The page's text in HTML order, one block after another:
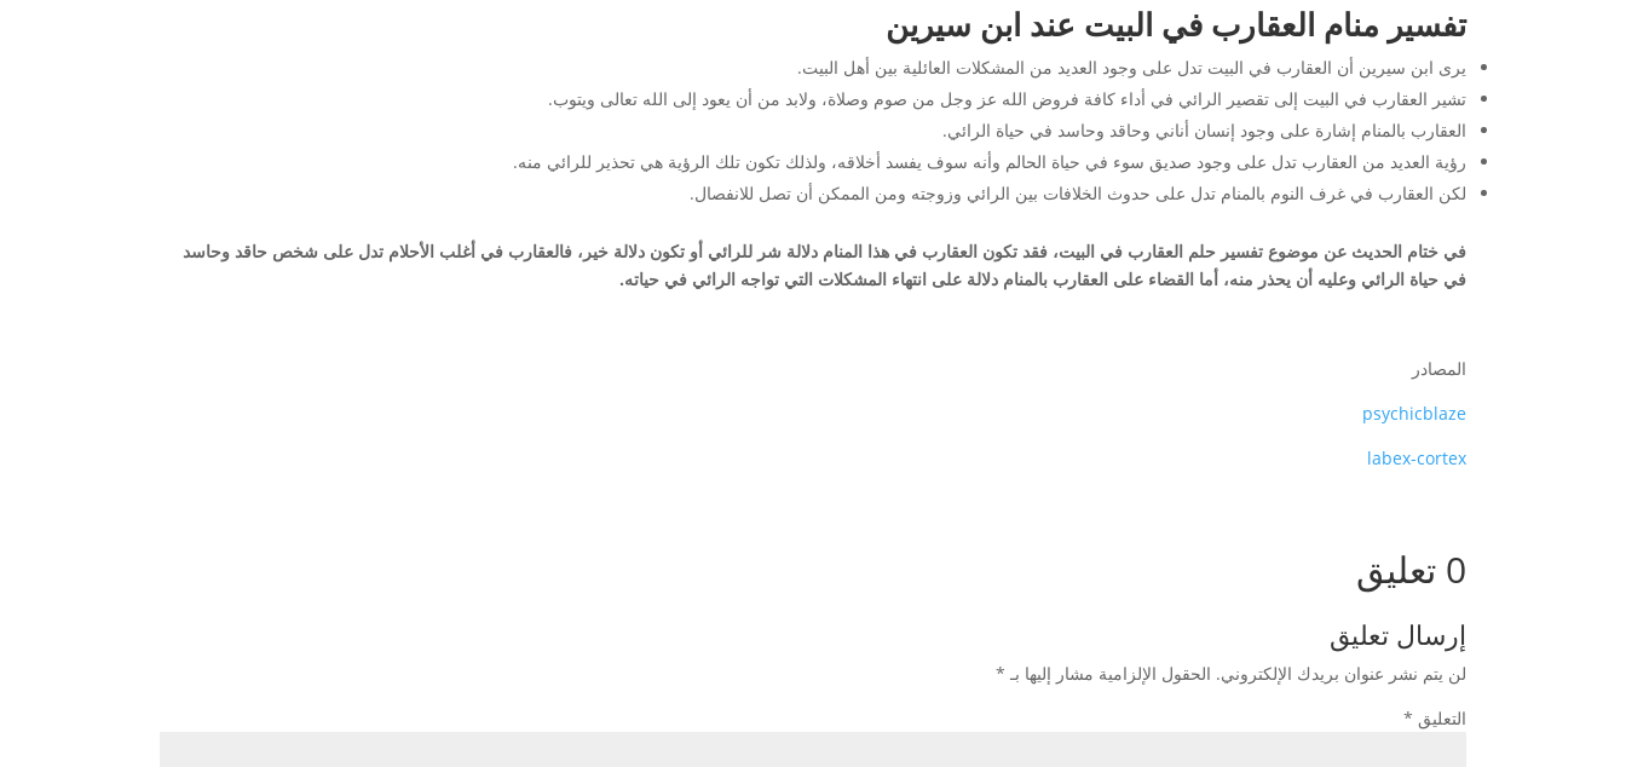
تفسير منام العقارب في البيت عند ابن سيرين
يرى ابن سيرين أن العقارب في البيت تدل على وجود العديد من المشكلات العائلية بين أهل البيت.
تشير العقارب في البيت إلى تقصير الرائي في أداء كافة فروض الله عز وجل من صوم وصلاة، ولابد من أن يعود إلى الله تعالى ويتوب.
العقارب بالمنام إشارة على وجود إنسان أناني وحاقد وحاسد في حياة الرائي.
رؤية العديد من العقارب تدل على وجود صديق سوء في حياة الحالم وأنه سوف يفسد أخلاقه، ولذلك تكون تلك الرؤية هي تحذير للرائي منه.
لكن العقارب في غرف النوم بالمنام تدل على حدوث الخلافات بين الرائي وزوجته ومن الممكن أن تصل للانفصال.
في ختام الحديث عن موضوع تفسير حلم العقارب في البيت، فقد تكون العقارب في هذا المنام دلالة شر للرائي أو تكون دلالة خير، فالعقارب في أغلب الأحلام تدل على شخص حاقد وحاسد
في حياة الرائي وعليه أن يحذر منه، أما القضاء على العقارب بالمنام دلالة على انتهاء المشكلات التي تواجه الرائي في حياته.
المصادر
psychicblaze
labex-cortex
0 تعليق
إرسال تعليق
لن يتم نشر عنوان بريدك الإلكتروني. الحقول الإلزامية مشار إليها بـ *
التعليق *